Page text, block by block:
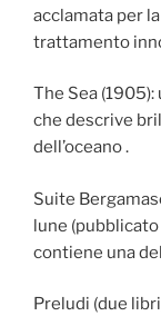
acclamata per
trattamento
The Sea
che descrive
dell’oceano .
Suite
lune
contiene una
Preludi (due